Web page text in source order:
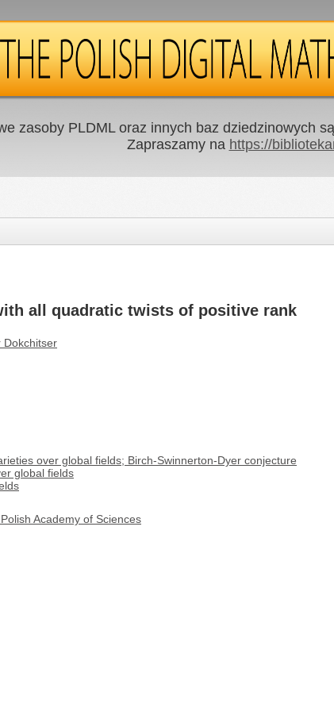
zasoby PLDML oraz innych baz dziedzinowych
Zapraszamy na https://
all quadratic twists of positive rank
Dokchitser
over global fields; Birch-Swinnerton-Dyer conjecture
global fields
Academy of Sciences